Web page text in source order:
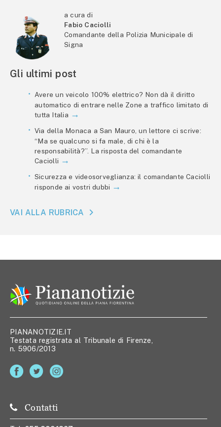
a cura di
Fabio Caciolli
Comandante della Polizia Municipale di
Signa
Gli ultimi post
Avere un veicolo 100% elettrico? Non dà il diritto
automatico di entrare nelle Zone a traffico limitato di
tutta Italia
Via della Monaca a San Mauro, un lettore ci scrive:
“Ma se qualcuno si fa male, di chi è la
responsabilità?”. La risposta del comandante
Caciolli
Sicurezza e videosorveglianza: il comandante Caciolli
risponde ai vostri dubbi
VAI ALLA RUBRICA
PIANANOTIZIE.IT
Testata registrata al Tribunale di Firenze,
n. 5906/2013
Contatti